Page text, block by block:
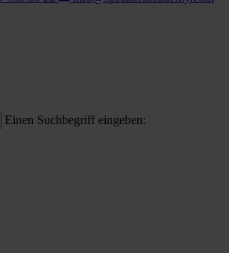
Einen Suchbegriff eingeben: